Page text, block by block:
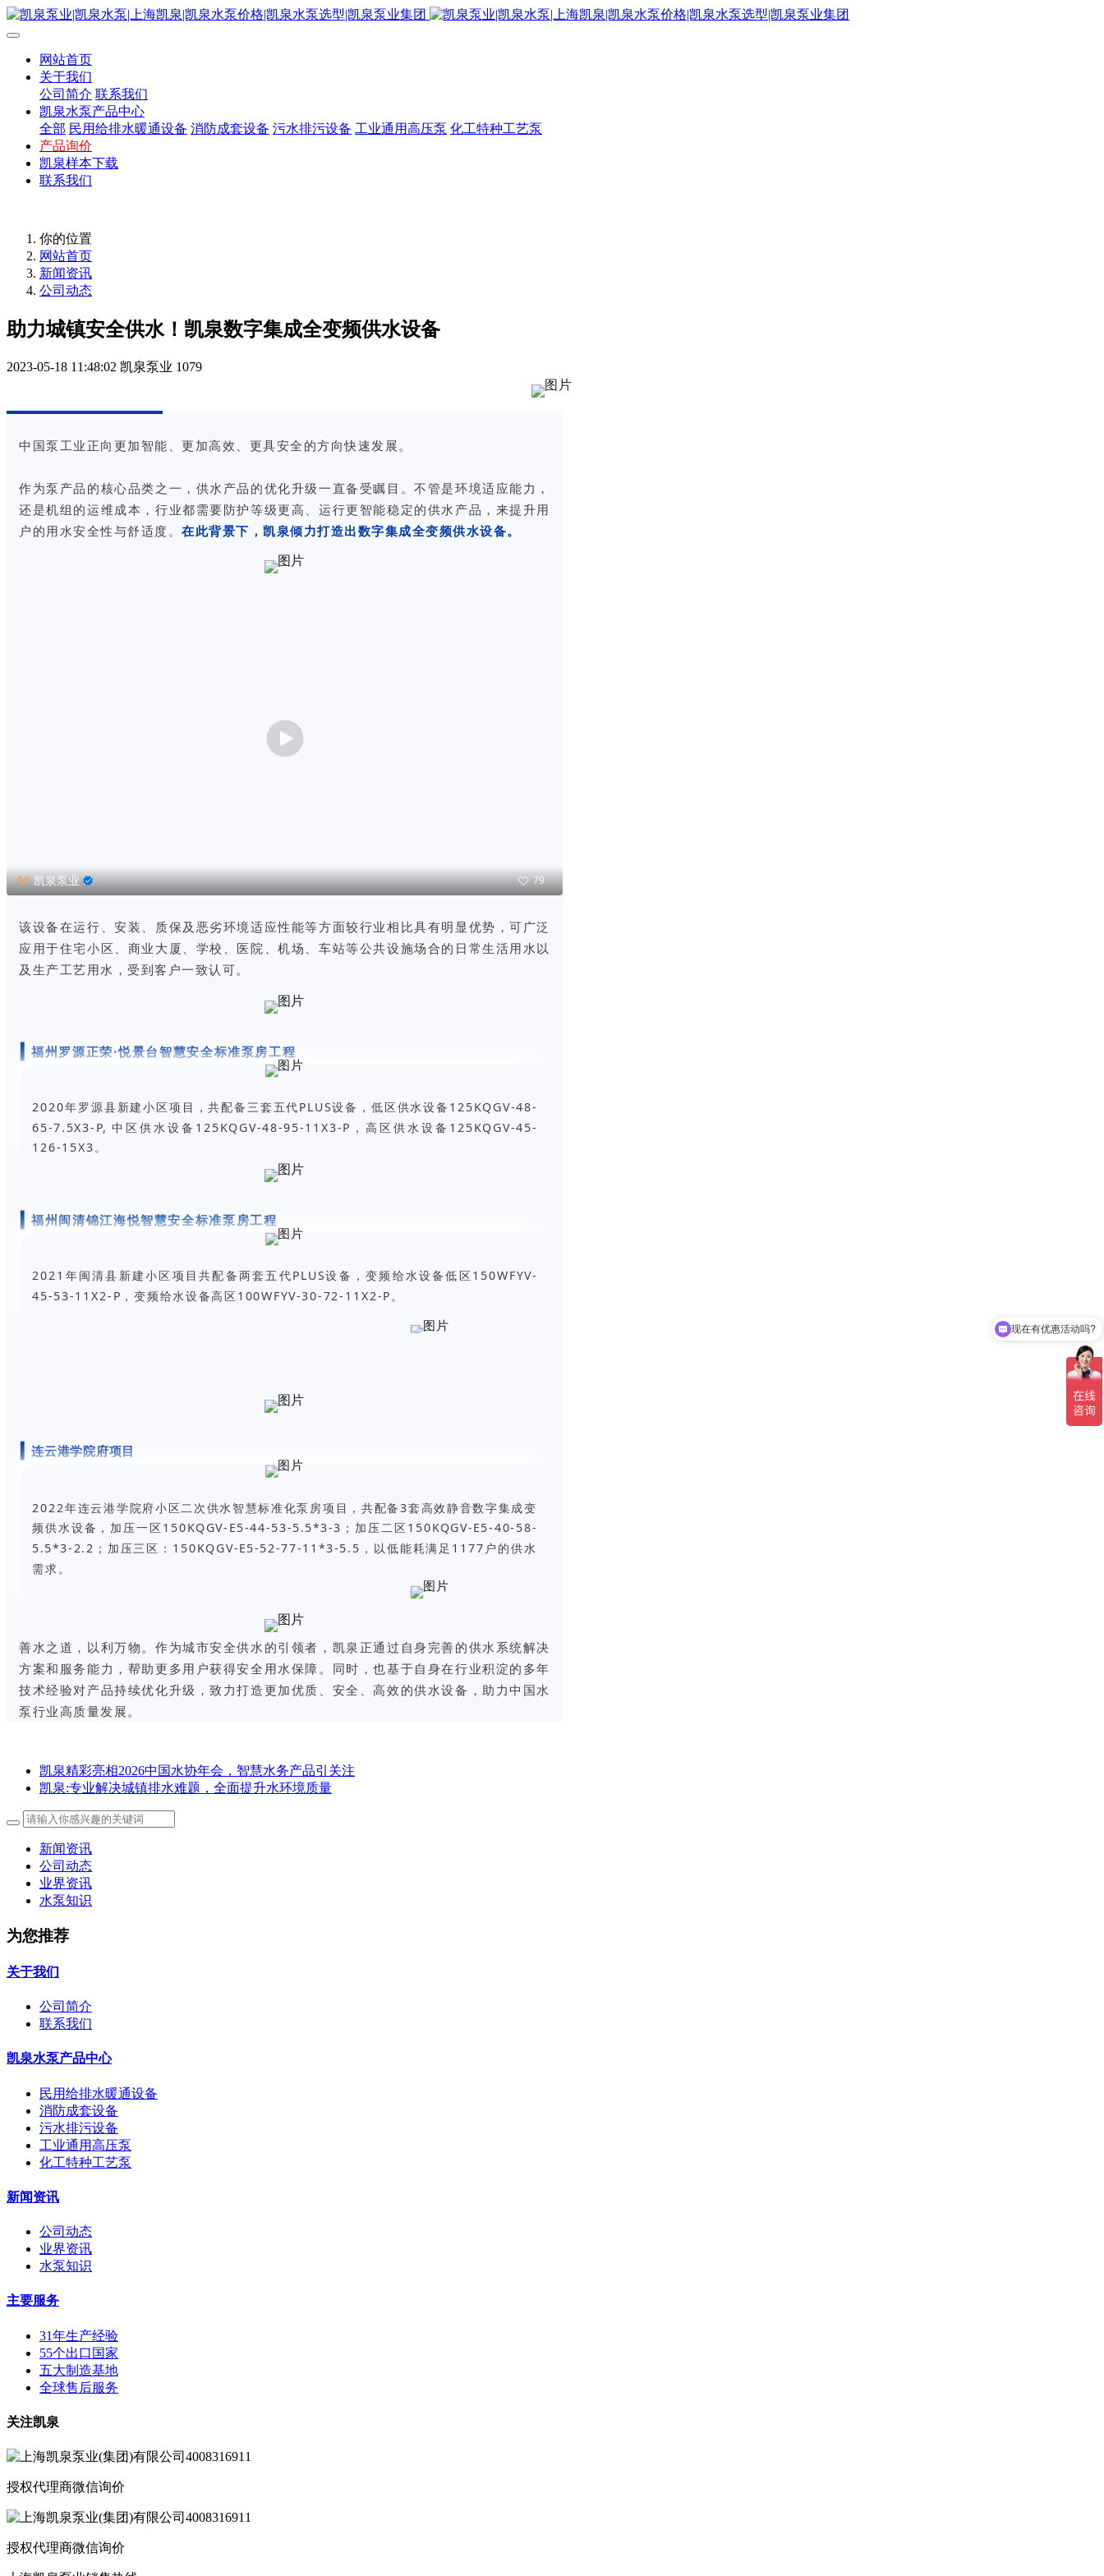
网站首页
关于我们
公司简介 联系我们
凯泉水泵产品中心
全部 民用给排水暖通设备 消防成套设备 污水排污设备 工业通用高压泵 化工特种工艺泵
产品询价
凯泉样本下载
联系我们
你的位置
网站首页
新闻资讯
公司动态
助力城镇安全供水！凯泉数字集成全变频供水设备
2023-05-18 11:48:02 凯泉泵业 1079
中国泵工业正向更加智能、更加高效、更具安全的方向快速发展。
作为泵产品的核心品类之一，供水产品的优化升级一直备受瞩目。不管是环境适应能力，
还是机组的运维成本，行业都需要防护等级更高、运行更智能稳定的供水产品，来提升用
户的用水安全性与舒适度。 在此背景下，凯泉倾力打造出数字集成全变频供水设备。
凯泉泵业 79
该设备在运行、安装、质保及恶劣环境适应性能等方面较行业相比具有明显优势，可广泛
应用于住宅小区、商业大厦、学校、医院、机场、车站等公共设施场合的日常生活用水以
及生产工艺用水， 受到客户一致认可。
福州罗源正荣·悦景台智慧安全标准泵房工程
2020年罗源县新建小区项目，共配备三套五代PLUS设备，低区供水设备125KQGV-48-
65-7.5X3-P, 中区供水设备125KQGV-48-95-11X3-P，高区供水设备125KQGV-45-
126-15X3。
福州闽清锦江海悦智慧安全标准泵房工程
2021年闽清县新建小区项目共配备两套五代PLUS设备，变频给水设备低区150WFYV-
45-53-11X2-P，变频给水设备高区100WFYV-30-72-11X2-P。
连云港学院府项目
2022年连云港学院府小区二次供水智慧标准化泵房项目，共配备3套高效静音数字集成变
频供水设备，加压一区150KQGV-E5-44-53-5.5*3-3；加压二区150KQGV-E5-40-58-
5.5*3-2.2；加压三区：150KQGV-E5-52-77-11*3-5.5，以低能耗满足1177户的供水
需求。
善水之道，以利万物。作为城市安全供水的引领者，凯泉正通过自身完善的供水系统解决
方案和服务能力，帮助更多用户获得安全用水保障。同时，也基于自身在行业积淀的多年
技术经验对产品持续优化升级，致力打造更加优质、安全、高效的供水设备，助力中国水
泵行业高质量发展。
凯泉精彩亮相2026中国水协年会，智慧水务产品引关注
凯泉:专业解决城镇排水难题，全面提升水环境质量
新闻资讯
公司动态
业界资讯
水泵知识
为您推荐
关于我们
公司简介
联系我们
凯泉水泵产品中心
民用给排水暖通设备
消防成套设备
污水排污设备
工业通用高压泵
化工特种工艺泵
新闻资讯
公司动态
业界资讯
水泵知识
主要服务
31年生产经验
55个出口国家
五大制造基地
全球售后服务
关注凯泉
授权代理商微信询价
授权代理商微信询价
现在有优惠活动吗?